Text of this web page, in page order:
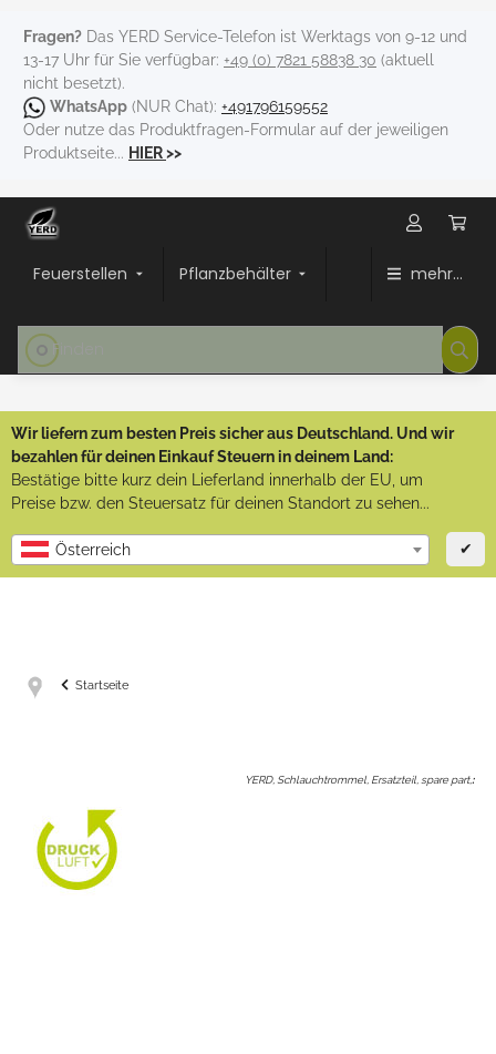
Fragen? Das YERD Service-Telefon ist Werktags von 9-12 und
13-17 Uhr für Sie verfügbar: +49 (0) 7821 58838 30 (aktuell
nicht besetzt).
WhatsApp (NUR Chat): +491796159552
Oder nutze das Produktfragen-Formular auf der jeweiligen
Produktseite... HIER>>
Feuerstellen Pflanzbehälter mehr...
Wir liefern zum besten Preis sicher aus Deutschland. Und wir
bezahlen für deinen Einkauf Steuern in deinem Land:
Bestätige bitte kurz dein Lieferland innerhalb der EU, um
Preise bzw. den Steuersatz für deinen Standort zu sehen...
Österreich ✔
Startseite
YERD, Schlauchtrommel, Ersatzteil, spare part,: